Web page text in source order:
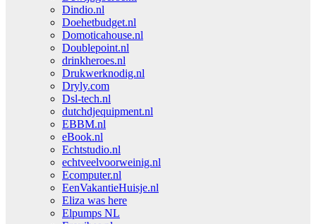
Dindio.nl
Doehetbudget.nl
Domoticahouse.nl
Doublepoint.nl
drinkheroes.nl
Drukwerknodig.nl
Dryly.com
Dsl-tech.nl
dutchdjequipment.nl
EBBM.nl
eBook.nl
Echtstudio.nl
echtveelvoorweinig.nl
Ecomputer.nl
EenVakantieHuisje.nl
Eliza was here
Elpumps NL